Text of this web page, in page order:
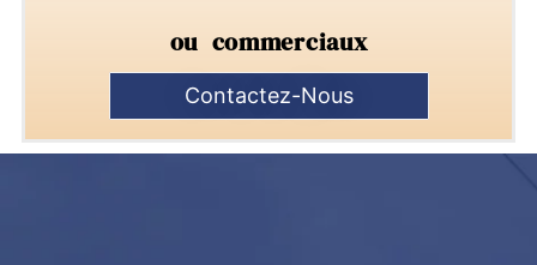
ou commerciaux
Contactez-Nous